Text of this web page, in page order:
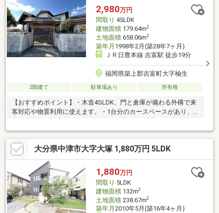
り、来客時や家族の集まりなどにも活用できます。・バルコニー
があり、外の空気を感じながら洗濯物を干す場所としても使えま
す。
2,980万円
間取り 4SLDK
建物面積179.64m2
土地面積658.06m2
築年月 1998年2月(築28年7ヶ月)
ＪＲ日豊本線 吉富駅 徒歩19分
福岡県築上郡吉富町大字楡生
2階建て 駐車場あり 所有権
【おすすめポイント】・木造4SLDK、門と倉庫が備わる外構で来
客対応や物置利用に使えます。・1台分のカースペースがあり、日
常の車利用に対応。・リビングはコンパクトで家族の距離が近い
間取りです。・キッチンは独立型の壁付けで調理に集中しやすい
配置。・1階と2階にトイレがあり、朝の混雑を分けて使えま
す。・和室の続き間は来客対応や家族の団らん、布団を敷いた就
寝スペースとして活用可能。・収納スペースや屋根裏部屋があ
り、季節物や日用品の保管に使えます。
大分県中津市大字大塚 1,880万円 5LDK
1,880万円
間取り 5LDK
建物面積132m2
土地面積238.67m2
築年月 2010年5月(築16年4ヶ月)